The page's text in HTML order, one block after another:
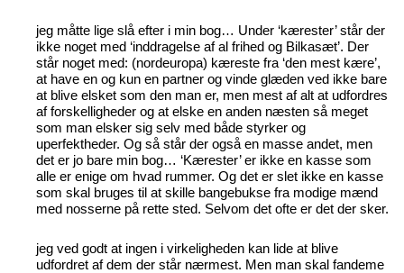
jeg måtte lige slå efter i min bog… Under ‘kærester’ står der
ikke noget med ‘inddragelse af al frihed og Bilkasæt’. Der
står noget med: (nordeuropa) kæreste fra ‘den mest kære’,
at have en og kun en partner og vinde glæden ved ikke bare
at blive elsket som den man er, men mest af alt at udfordres
af forskelligheder og at elske en anden næsten så meget
som man elsker sig selv med både styrker og
uperfektheder. Og så står der også en masse andet, men
det er jo bare min bog… ‘Kærester’ er ikke en kasse som
alle er enige om hvad rummer. Og det er slet ikke en kasse
som skal bruges til at skille bangebukse fra modige mænd
med nosserne på rette sted. Selvom det ofte er det der sker.
jeg ved godt at ingen i virkeligheden kan lide at blive
udfordret af dem der står nærmest. Men man skal fandeme